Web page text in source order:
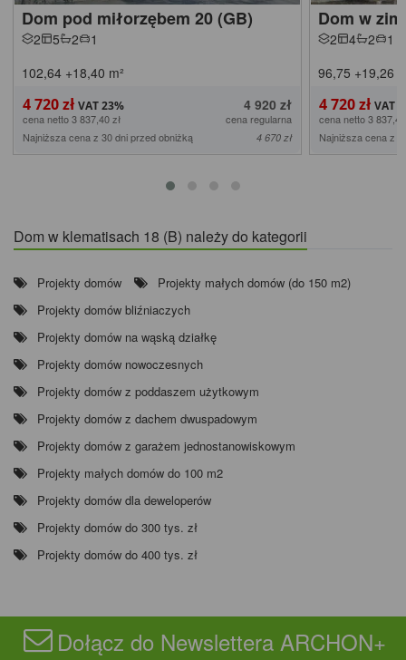
Dom pod miłorzębem 20 (GB)
2 5 2
1
102,64 +18,40 m²
4 720 zł 4 920 zł
cena netto 3 837,40 zł
cena regularna
Najniższa cena z 30 dni przed obniżką
4 670 zł
Dom w
2 4 2
1
96,75 +19,26
4 720 zł
cena netto 3
Najniższa cena z
Dom w klematisach 18 (B) należy do kategorii
Projekty domów
Projekty małych domów (do 150 m2)
Projekty domów bliźniaczych
Projekty domów na wąską działkę
Projekty domów nowoczesnych
Projekty domów z poddaszem użytkowym
Projekty domów z dachem dwuspadowym
Projekty domów z garażem jednostanowiskowym
Projekty małych domów do 100 m2
Projekty domów dla deweloperów
Projekty domów do 300 tys. zł
Projekty domów do 400 tys. zł
Dołącz do Newslettera ARCHON+